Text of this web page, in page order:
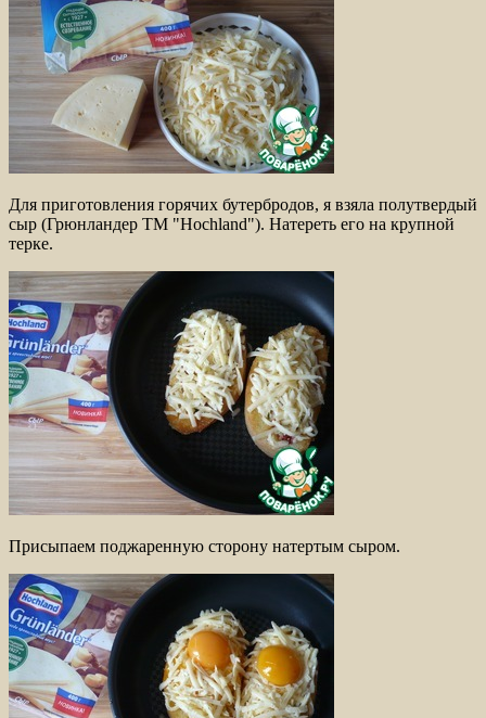
Для приготовления горячих бутербродов, я взяла полутвердый
сыр (Грюнландер ТМ "Hochland"). Натереть его на крупной
терке.
Присыпаем поджаренную сторону натертым сыром.